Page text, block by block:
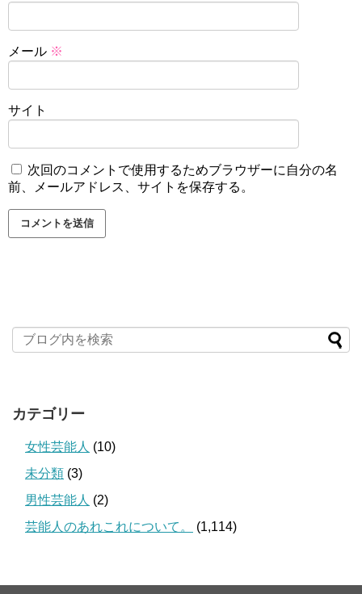
メール ※
サイト
次回のコメントで使用するためブラウザーに自分の名
前、メールアドレス、サイトを保存する。
カテゴリー
女性芸能人 (10)
未分類 (3)
男性芸能人 (2)
芸能人のあれこれについて。
(1,114)